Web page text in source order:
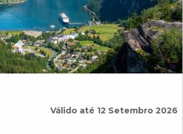
Válido até 12 Setembro 2026